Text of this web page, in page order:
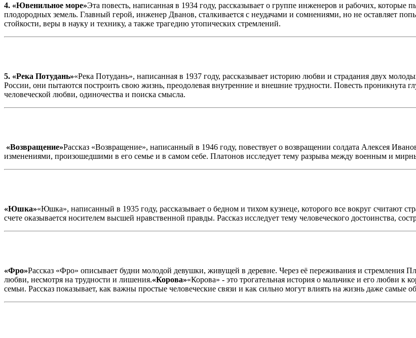
4. «Ювенильное море»Эта повесть, написанная в 1934 году, рассказывает о группе инженеров и рабочих,
плодородных земель. Главный герой, инженер Дванов, сталкивается с неудачами и сомнениями, но не оставляет
стойкости, веры в науку и технику, а также трагедию утопических стремлений.
5. «Река Потудань»«Река Потудань», написанная в 1937 году, рассказывает историю любви и страдания двух
России, они пытаются построить свою жизнь, преодолевая внутренние и внешние трудности. Повесть проникнута
человеческой любви, одиночества и поиска смысла.
«Возвращение»Рассказ «Возвращение», написанный в 1946 году, повествует о возвращении солдата Алексея
изменениями, произошедшими в его семье и в самом себе. Платонов исследует тему разрыва между военным и
«Юшка»«Юшка», написанный в 1935 году, рассказывает о бедном и тихом кузнеце, которого все вокруг
счете оказывается носителем высшей нравственной правды. Рассказ исследует тему человеческого достоинства,
«Фро»Рассказ «Фро» описывает будни молодой девушки, живущей в деревне. Через её переживания и стремления
любви, несмотря на трудности и лишения.«Корова»«Корова» - это трогательная история о мальчике и его любви к
семьи. Рассказ показывает, как важны простые человеческие связи и как сильно могут влиять на жизнь даже самые